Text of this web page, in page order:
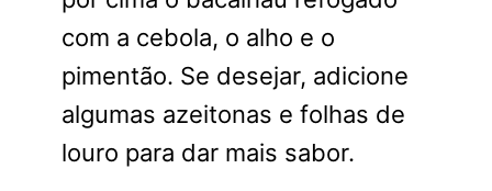
com a cebola, o alho e o
pimentão. Se desejar, adicione
algumas azeitonas e folhas de
louro para dar mais sabor.